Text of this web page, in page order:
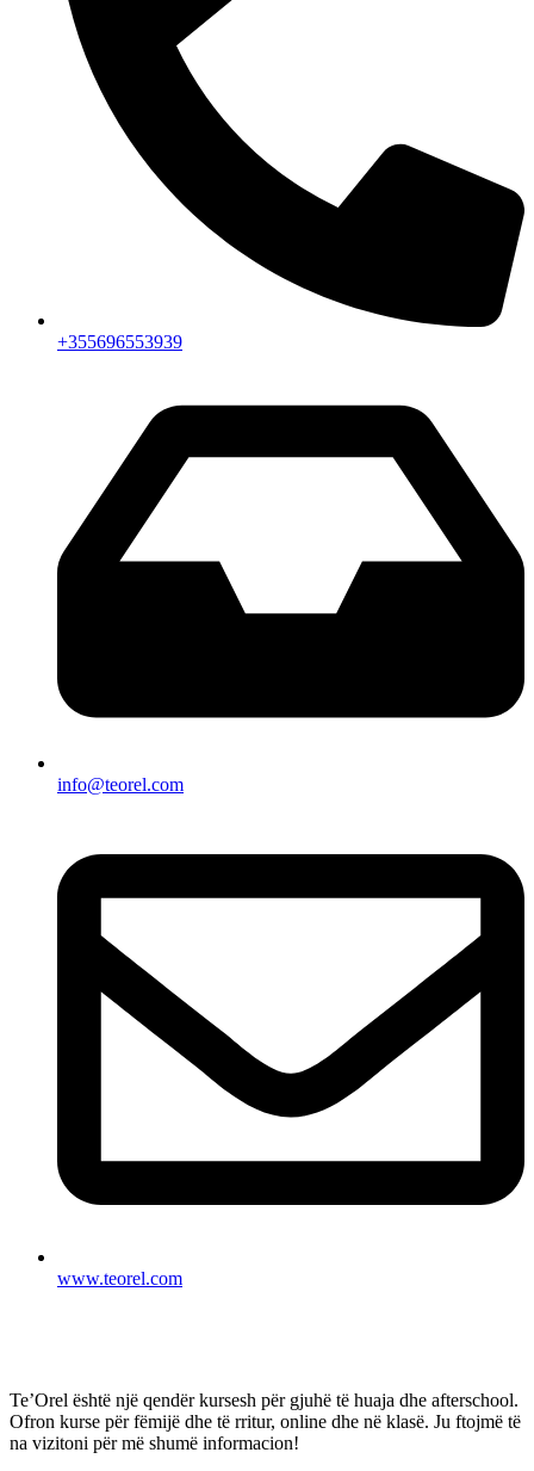
+355696553939
info@teorel.com
www.teorel.com
Te’Orel është një qendër kursesh për gjuhë të huaja dhe afterschool.
Ofron kurse për fëmijë dhe të rritur, online dhe në klasë. Ju ftojmë të
na vizitoni për më shumë informacion!